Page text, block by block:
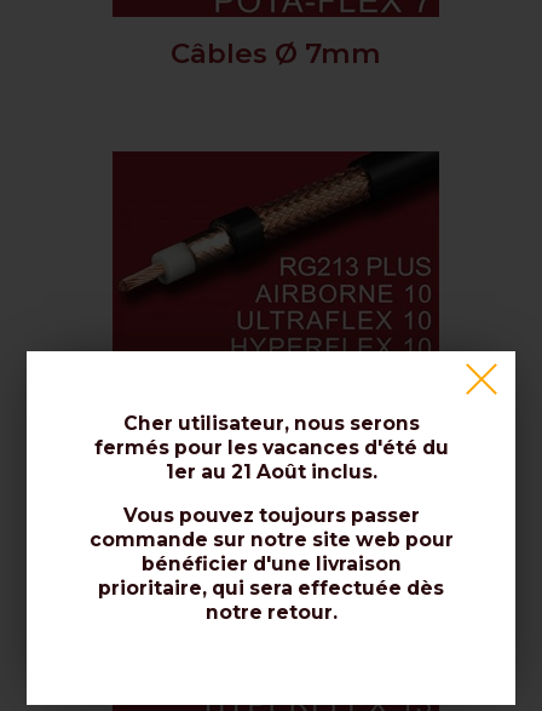
Câbles Ø 7mm
Câbles Ø 10mm
Cher utilisateur, nous serons
fermés pour les vacances d'été du
1er au 21 Août inclus.
Vous pouvez toujours passer
commande sur notre site web pour
bénéficier d'une livraison
prioritaire, qui sera effectuée dès
notre retour.